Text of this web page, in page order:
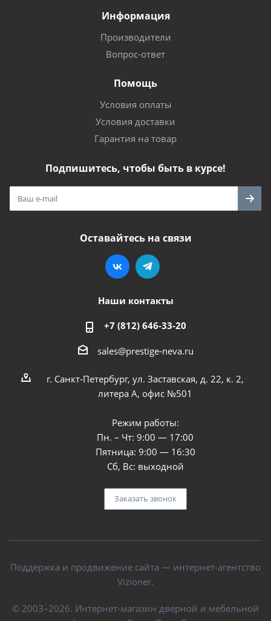
Информация
Производители
Вопрос-ответ
Помощь
Условия оплаты
Условия доставки
Гарантия на товар
Подпишитесь, чтобы быть в курсе!
Оставайтесь на связи
Наши контакты
+7 (812) 646-33-20
sales@prestige-neva.ru
г. Санкт-Петербург, ул. Заставская, д. 22, к. 2,
литера А, офис №501
Режим работы:
Пн. – Чт: 9:00 — 17:00
Пятница: 9:00 — 16:30
Сб, Вс: выходной
Заказать звонок
Поддержка и продвижение сайта — интернет-агентство
Vizioner.
© 2003–2026. Интернет-магазин дверной и мебельной